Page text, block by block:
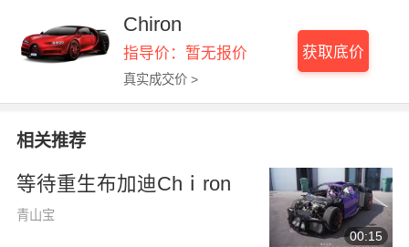
Chiron
指导价：暂无报价
真实成交价 >
获取底价
相关推荐
等待重生布加迪Chⅰron
青山宝
00:15